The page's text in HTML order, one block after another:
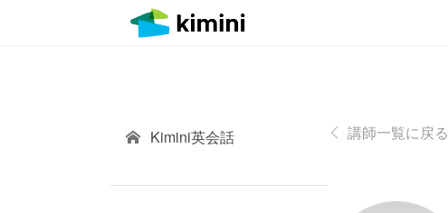
講師一覧に戻る
Kimini英会話